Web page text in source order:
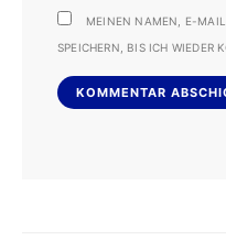
MEINEN NAMEN, E-MAIL
SPEICHERN, BIS ICH WIEDER